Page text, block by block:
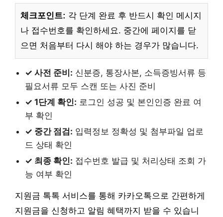
체크포인트: 각 단계 완료 후 반드시 확인 메시지
나 접수번호를 확인하세요. 중간에 페이지를 닫
으면 처음부터 다시 해야 하는 경우가 많습니다.
✓ 사전 준비: 신분증, 통장사본, 소득증빙서류 등
필요서류 모두 스캔 또는 사진 준비
✓ 1단계 확인: 로그인 성공 및 본인인증 완료 여
부 확인
✓ 중간 점검: 입력정보 정확성 및 첨부파일 업로
드 상태 확인
✓ 최종 확인: 접수번호 발급 및 처리상태 조회 가
능 여부 확인
지원금 톡톡 서비스를 통해 카카오톡으로 간편하게
지원금을 신청하고 알림 혜택까지 받을 수 있습니